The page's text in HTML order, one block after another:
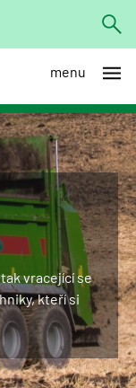
menu
vracející se
kteří si